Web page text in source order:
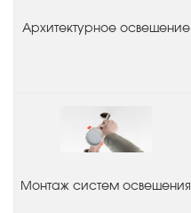
Архитектурное освещение
Монтаж систем освещения